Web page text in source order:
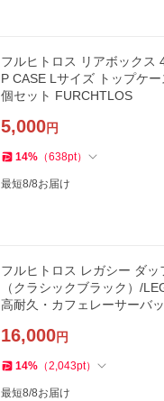
フルヒトロス リアボックス
P CASE Lサイズ トップケ
個セット FURCHTLOS
5,000円
14% （638pt）
最短8/8お届け
フルヒトロス レガシー ダッ
（クラシックブラック）/
高耐久・カフェレーサーバ
16,000円
14% （2,043pt）
最短8/8お届け